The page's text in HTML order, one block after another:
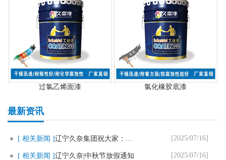
过氯乙烯面漆 氯化橡胶底漆
最新资讯
[ 相关新闻 ] [2025/07/16]
[ 相关新闻 ]辽宁久奈|中秋节放假通知 [2025/07/16]